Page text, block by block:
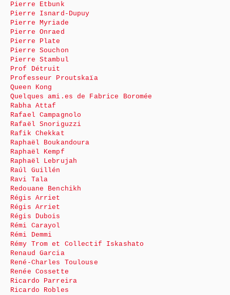
Pierre Etbunk
Pierre Isnard-Dupuy
Pierre Myriade
Pierre Onraed
Pierre Plate
Pierre Souchon
Pierre Stambul
Prof Détruit
Professeur Proutskaïa
Queen Kong
Quelques ami.es de Fabrice Boromée
Rabha Attaf
Rafael Campagnolo
Rafaël Snoriguzzi
Rafik Chekkat
Raphaël Boukandoura
Raphaël Kempf
Raphaël Lebrujah
Raúl Guillén
Ravi Tala
Redouane Benchikh
Régis Arriet
Régis Arriet
Régis Dubois
Rémi Carayol
Rémi Demmi
Rémy Trom et Collectif Iskashato
Renaud Garcia
René-Charles Toulouse
Renée Cossette
Ricardo Parreira
Ricardo Robles